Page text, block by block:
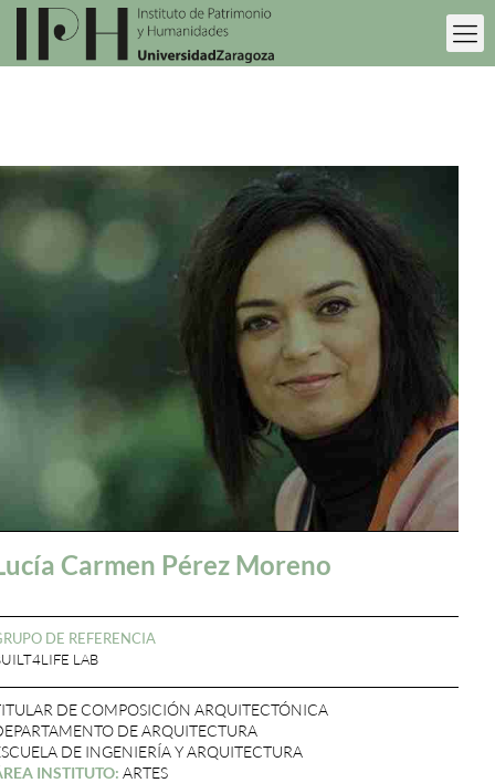
Carmen Pérez Moreno
DE REFERENCIA
LAB
DE COMPOSICIÓN ARQUITECTÓNICA
DE ARQUITECTURA
DE INGENIERÍA Y ARQUITECTURA
INSTITUTO: ARTES